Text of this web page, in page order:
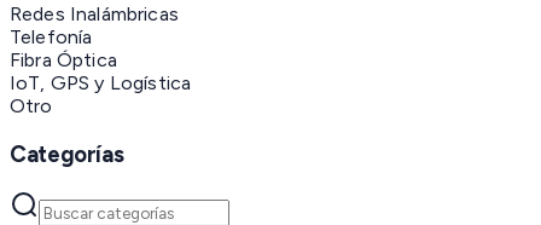
Redes Inalámbricas
Telefonía
Fibra Óptica
IoT, GPS y Logística
Otro
Categorías